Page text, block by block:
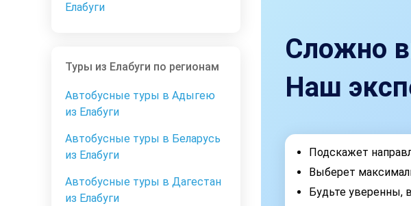
Елабуги
Туры из Елабуги по регионам
Автобусные туры в Адыгею
из Елабуги
Автобусные туры в Беларусь
из Елабуги
Автобусные туры в Дагестан
из Елабуги
Сложно
Наш
Подскажет
Выберет
Будьте уверенны,